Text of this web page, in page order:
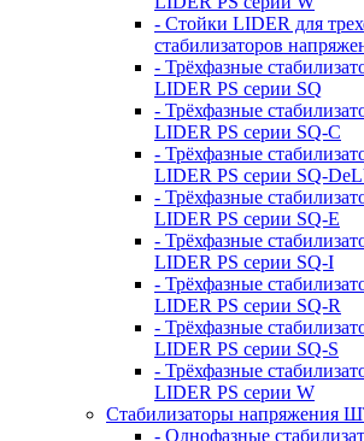
- Стойки LIDER для
стабилизаторов
- Трёхфазные
LIDER PS серии SQ
- Трёхфазные
LIDER PS серии SQ-C
- Трёхфазные
LIDER PS серии SQ-
- Трёхфазные
LIDER PS серии SQ-E
- Трёхфазные
LIDER PS серии SQ-I
- Трёхфазные
LIDER PS серии SQ-R
- Трёхфазные
LIDER PS серии SQ-S
- Трёхфазные
LIDER PS серии W
Стабилизаторы напряжения
- Однофазные